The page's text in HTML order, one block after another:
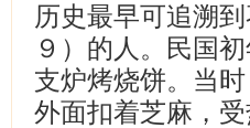
历史最早可追溯
９）的人。民国
支炉烤烧饼。当
外面扣着芝麻，